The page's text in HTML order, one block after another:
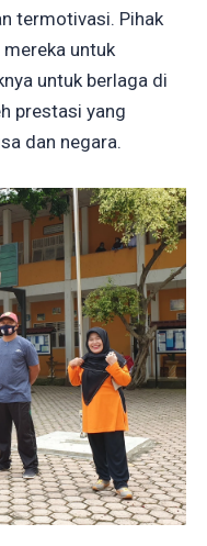
termotivasi. Pihak
untuk
untuk berlaga di
prestasi yang
dan negara.